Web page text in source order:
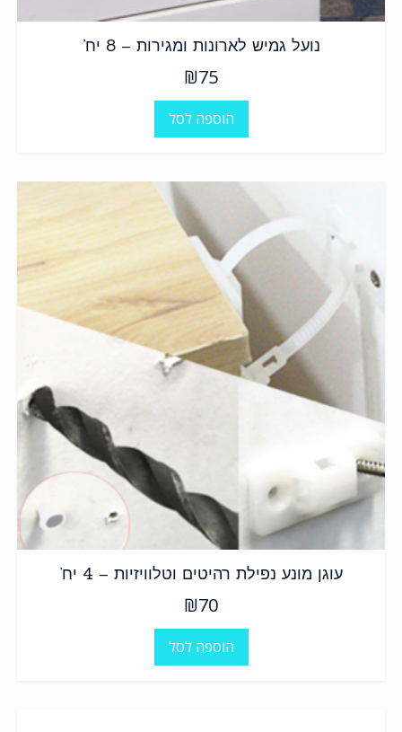
נועל גמיש לארונות ומגירות – 8 יח’
₪75
הוספה לסל
עוגן מונע נפילת רהיטים וטלוויזיות – 4 יח’
₪70
הוספה לסל